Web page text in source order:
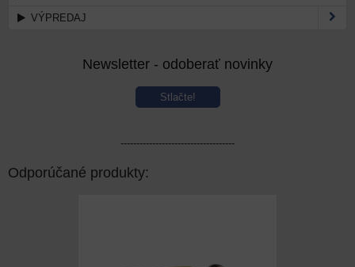
VÝPREDAJ
Newsletter - odoberať novinky
Stlačte!
------------------------------------
Odporúčané produkty: